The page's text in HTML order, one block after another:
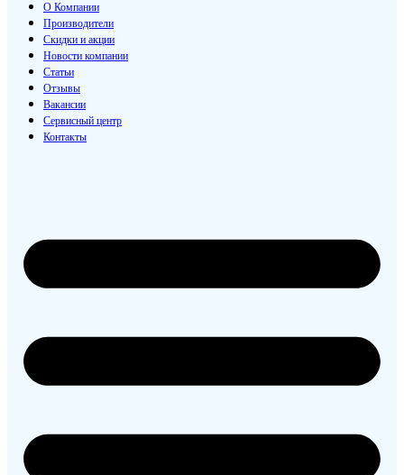
О Компании
Производители
Скидки и акции
Новости компании
Статьи
Отзывы
Вакансии
Сервисный центр
Контакты